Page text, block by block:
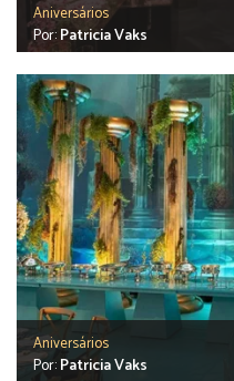
Aniversários
Por:Patricia Vaks
Aniversários
Por:Patricia Vaks